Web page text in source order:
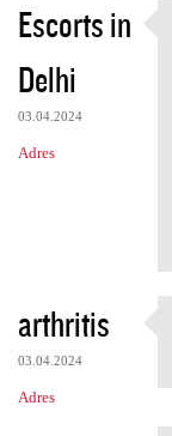
Escorts in
Delhi
03.04.2024
Adres
arthritis
03.04.2024
Adres